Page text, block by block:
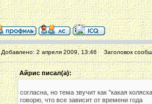
Добавлено: 2 апреля 2009, 13:46 Заголовок
Айрис писал(а):
согласна, но тема звучит как "какая
говорю, что все зависит от времени года